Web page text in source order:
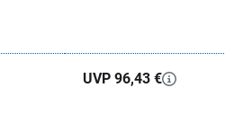
UVP 96,43 €